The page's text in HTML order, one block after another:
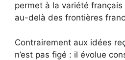
permet à la variété français
au-delà des frontières
Contrairement aux idées
n’est pas figé : il évolue